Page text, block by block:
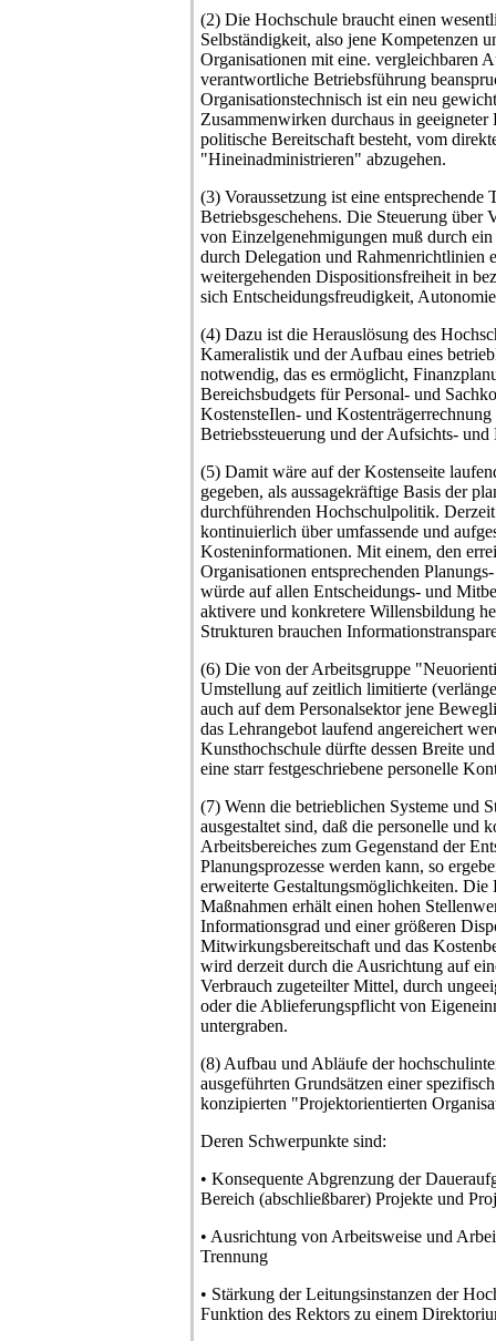
(2) Die Hochschule braucht einen
Selbständigkeit, also jene Kompetenzen
Organisationen mit eine. vergleichbaren
verantwortliche Betriebsführung
Organisationstechnisch ist ein neu
Zusammenwirken durchaus in geeigneter
politische Bereitschaft besteht, vom
"Hineinadministrieren" abzugehen.
(3) Voraussetzung ist eine entsprechende
Betriebsgeschehens. Die Steuerung über
von Einzelgenehmigungen muß durch
durch Delegation und Rahmenrichtlinien
weitergehenden Dispositionsfreiheit in
sich Entscheidungsfreudigkeit,
(4) Dazu ist die Herauslösung des
Kameralistik und der Aufbau eines
notwendig, das es ermöglicht,
Bereichsbudgets für Personal- und
KostensteIlen- und
Betriebssteuerung und der Aufsichts-
(5) Damit wäre auf der Kostenseite
gegeben, als aussagekräftige Basis der
durchführenden Hochschulpolitik.
kontinuierlich über umfassende und
Kosteninformationen. Mit einem, den
Organisationen entsprechenden
würde auf allen Entscheidungs- und
aktivere und konkretere Willensbildung
Strukturen brauchen
(6) Die von der Arbeitsgruppe
Umstellung auf zeitlich limitierte
auch auf dem Personalsektor jene
das Lehrangebot laufend angereichert
Kunsthochschule dürfte dessen Breite
eine starr festgeschriebene personelle
(7) Wenn die betrieblichen Systeme und
ausgestaltet sind, daß die personelle und
Arbeitsbereiches zum Gegenstand der
Planungsprozesse werden kann, so
erweiterte Gestaltungsmöglichkeiten. Die
Maßnahmen erhält einen hohen
Informationsgrad und einer größeren
Mitwirkungsbereitschaft und das
wird derzeit durch die Ausrichtung auf
Verbrauch zugeteilter Mittel, durch
oder die Ablieferungspflicht von
untergraben.
(8) Aufbau und Abläufe der
ausgeführten Grundsätzen einer
konzipierten "Projektorientierten
Deren Schwerpunkte sind:
• Konsequente Abgrenzung der
Bereich (abschließbarer) Projekte und
• Ausrichtung von Arbeitsweise und
Trennung
• Stärkung der Leitungsinstanzen der
Funktion des Rektors zu einem